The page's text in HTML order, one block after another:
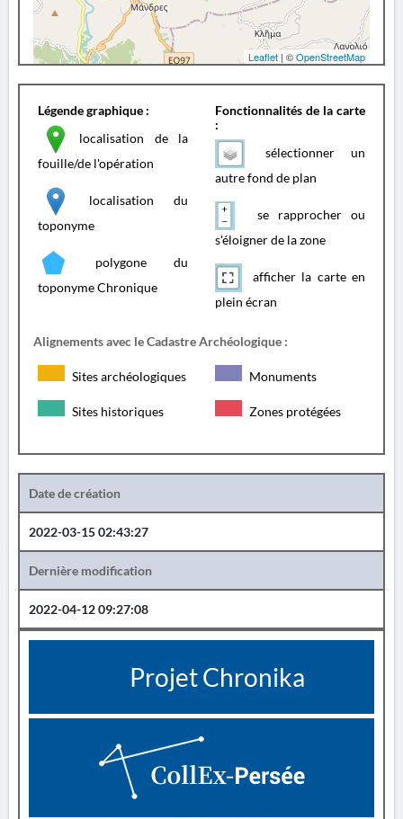
Leaflet | ©OpenStreetMap
Légende graphique :
localisation de la
fouille/de l'opération
localisation du
toponyme
polygone du
toponyme Chronique
Fonctionnalités de la carte
:
sélectionner un
autre fond de plan
se rapprocher ou
s'éloigner de la zone
afficher la carte en
plein écran
Alignements avec le Cadastre Archéologique :
Sites archéologiques Monuments
Sites historiques Zones protégées
Date de création
2022-03-15 02:43:27
Dernière modification
2022-04-12 09:27:08
Projet Chronika